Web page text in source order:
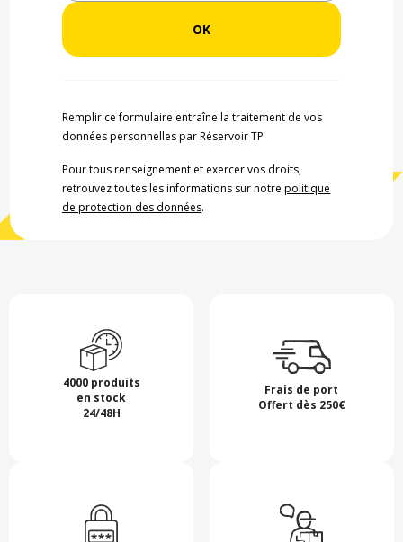
Remplir ce formulaire entraîne la traitement de vos
données personnelles par Réservoir TP
Pour tous renseignement et exercer vos droits,
retrouvez toutes les informations sur notrepolitique
de protection des données.
4000 produits
en stock
24/48H
Frais de port
Offert dès 250€